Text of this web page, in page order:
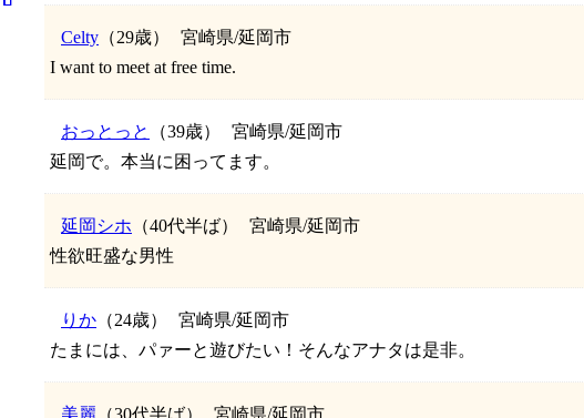
Celty （29歳）
宮崎県/延岡市
I want to meet at free time.
おっとっと （39歳）
宮崎県/延岡市
延岡で。本当に困ってます。
延岡シホ （40代半ば）
宮崎県/延岡市
性欲旺盛な男性
りか （24歳）
宮崎県/延岡市
たまには、パァーと遊びたい！そんなアナタは是非。
美麗 （30代半ば）
宮崎県/延岡市